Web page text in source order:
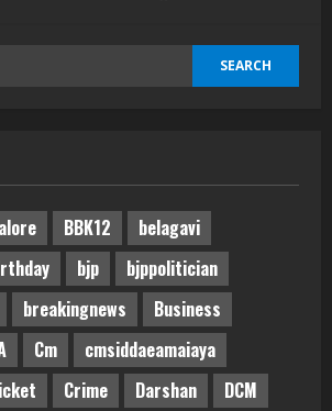
BBK12
belagavi
bjp
bjppolitician
breakingnews
Business
Cm
cmsiddaeamaiaya
Crime Darshan
DCM